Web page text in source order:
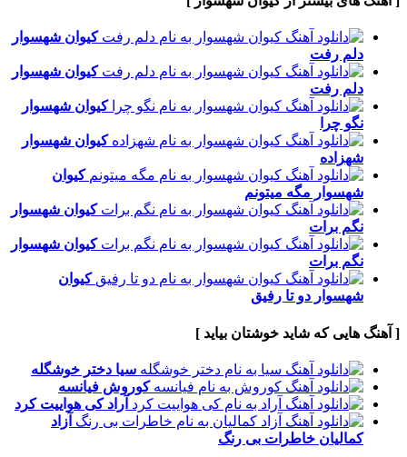
کیوان شهسوار
دلم رفت
کیوان شهسوار
دلم رفت
کیوان شهسوار
نگو چرا
کیوان شهسوار
شهزاده
کیوان
شهسوار مگه میتونم
کیوان شهسوار
نگم برات
کیوان شهسوار
نگم برات
کیوان
شهسوار دو تا رفیق
[ آهنگ هایی که شاید خوشتان بیاید ]
سیا دختر خوشگله
کوروش فیانسه
آرادکی هواییت کرد
آزاد
کمالیان خاطرات بی رنگ